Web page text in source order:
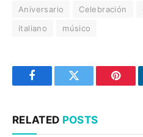
Aniversario Celebración
italiano
músico
FacebookTwitter
RELATED POSTS